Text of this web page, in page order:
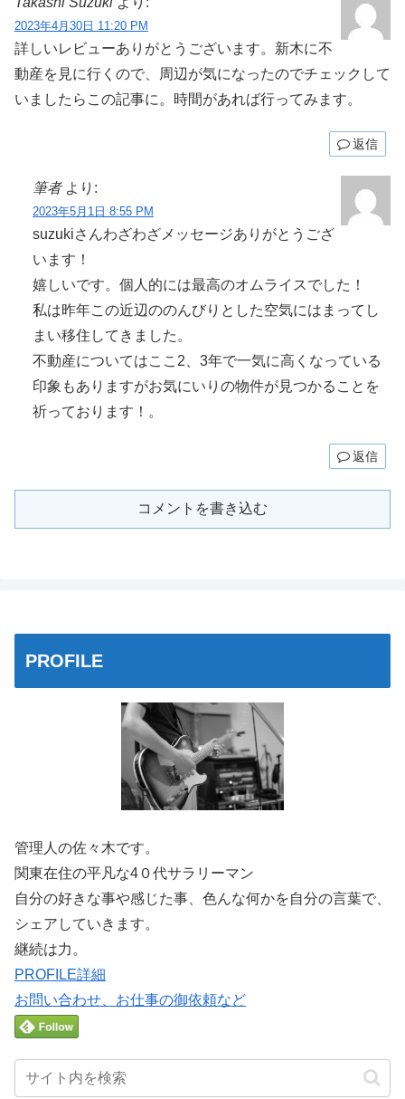
2023年4月30日 11:20 PM
詳しいレビューありがとうございます。新木に不
動産を見に行くので、周辺が気になったのでチェックして
いましたらこの記事に。時間があれば行ってみます。
返信
筆者 より:
2023年5月1日 8:55 PM
suzukiさんわざわざメッセージありがとうござ
います！
嬉しいです。個人的には最高のオムライスでした！
私は昨年この近辺ののんびりとした空気にはまってし
まい移住してきました。
不動産についてはここ2、3年で一気に高くなっている
印象もありますがお気にいりの物件が見つかることを
祈っております！。
返信
コメントを書き込む
PROFILE
管理人の佐々木です。
関東在住の平凡な4０代サラリーマン
自分の好きな事や感じた事、色んな何かを自分の言葉で、
シェアしていきます。
継続は力。
PROFILE詳細
お問い合わせ、お仕事の御依頼など